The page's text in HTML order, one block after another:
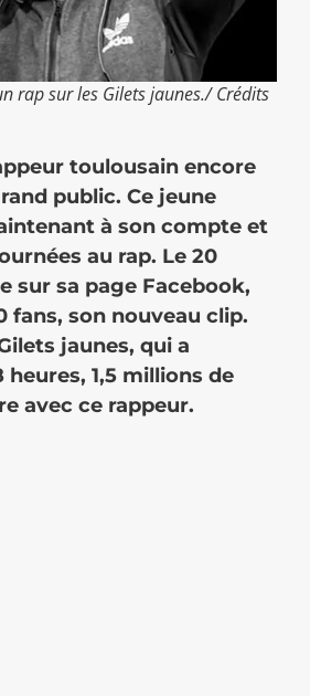
rap sur les Gilets jaunes./ Crédits
toulousain encore
public. Ce jeune
à son compte et
au rap. Le 20
sur sa page Facebook,
fans, son nouveau clip.
jaunes, qui a
heures, 1,5 millions de
avec ce rappeur.